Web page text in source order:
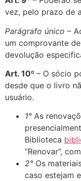
vez, pelo prazo de
Parágrafo único –
um comprovante
devolução
Art. 10º – O sócio
desde que o livro
usuário.
1° As
Biblioteca
“Renovar”,
2° Os
caso estejam